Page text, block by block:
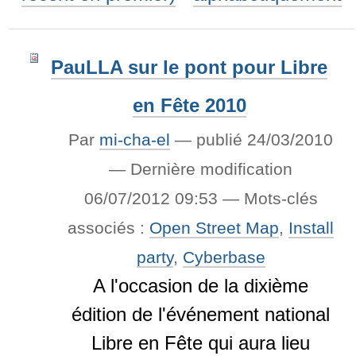
PauLLA sur le pont pour Libre
en Fête 2010
Par mi-cha-el — publié 24/03/2010
— Dernière modification
06/07/2012 09:53 — Mots-clés
associés : Open Street Map, Install
party, Cyberbase
A l'occasion de la dixième
édition de l'événement national
Libre en Fête qui aura lieu